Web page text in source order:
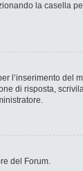
la casella
l’inserimento del
di risposta,
del Forum.